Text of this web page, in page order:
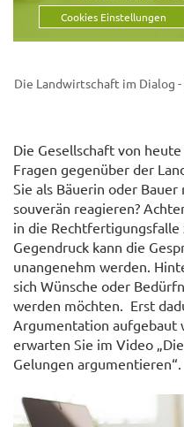
Cookies Einstellungen
Die Landwirtschaft im Dialog
Die Gesellschaft von
Fragen gegenüber der
Sie als Bäuerin oder
souverän reagieren?
in die Rechtfertigungsfalle
Gegendruck kann die
unangenehm werden.
sich Wünsche oder
werden möchten. Erst
Argumentation aufgebaut
erwarten Sie im Video
Gelungen argumentieren“.